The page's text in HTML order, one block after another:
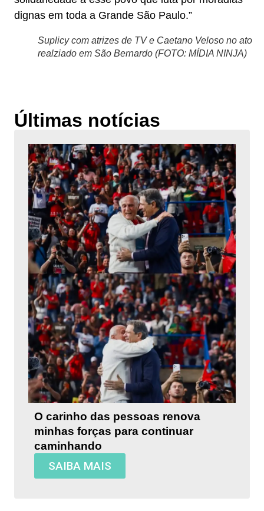
dignas em toda a Grande São Paulo.”
Suplicy com atrizes de TV e Caetano Veloso no ato
realziado em São Bernardo (FOTO: MÍDIA NINJA)
Últimas notícias
O carinho das pessoas renova
minhas forças para continuar
caminhando
SAIBA MAIS